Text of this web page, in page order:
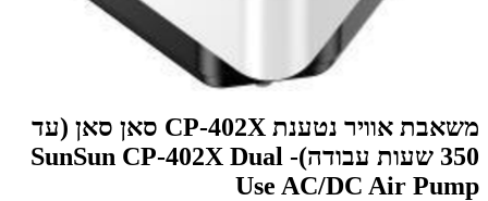
משאבת אוויר נטענת CP-402X סאן סאן (עד
350 שעות עבודה)- SunSun CP-402X Dual
Use AC/DC Air Pump